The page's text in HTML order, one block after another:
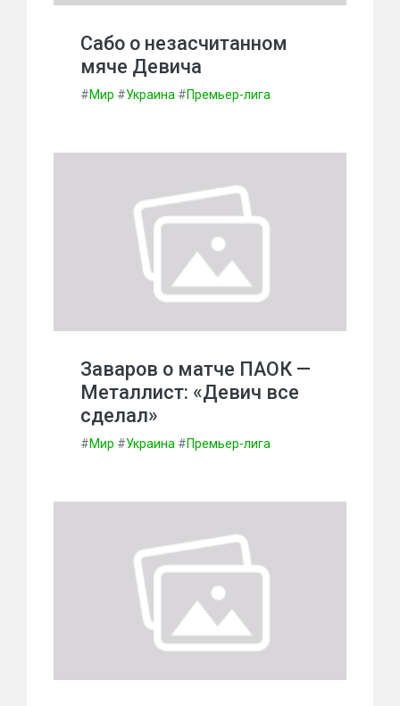
Сабо о незасчитанном
мяче Девича
#Мир #Украина #Премьер-лига
Заваров о матче ПАОК —
Металлист: «Девич все
сделал»
#Мир #Украина #Премьер-лига